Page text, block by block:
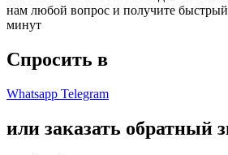
нам любой вопрос и получите быстрый
минут
Спросить в
Whatsapp Telegram
или заказать обратный